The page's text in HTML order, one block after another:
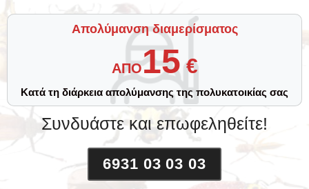
Απολύμανση διαμερίσματος
ΑΠΟ15€
Κατά τη διάρκεια απολύμανσης της πολυκατοικίας σας
Συνδυάστε και επωφεληθείτε!
6931 03 03 03